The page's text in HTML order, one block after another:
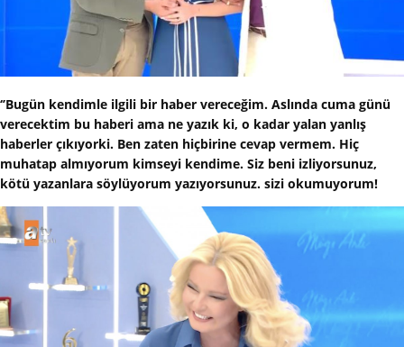
‘’Bugün kendimle ilgili bir haber vereceğim. Aslında cuma günü
verecektim bu haberi ama ne yazık ki, o kadar yalan yanlış
haberler çıkıyorki. Ben zaten hiçbirine cevap vermem. Hiç
muhatap almıyorum kimseyi kendime. Siz beni izliyorsunuz,
kötü yazanlara söylüyorum yazıyorsunuz. sizi okumuyorum!